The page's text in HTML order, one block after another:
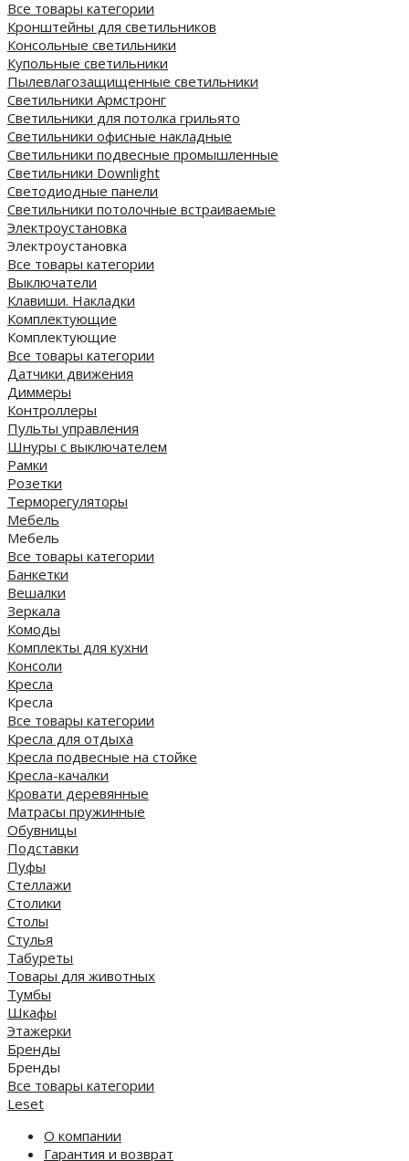
Все товары категории
Кронштейны для светильников
Консольные светильники
Купольные светильники
Пылевлагозащищенные светильники
Светильники Армстронг
Светильники для потолка грильято
Светильники офисные накладные
Светильники подвесные промышленные
Светильники Downlight
Светодиодные панели
Cветильники потолочные встраиваемые
Электроустановка
Электроустановка
Все товары категории
Выключатели
Клавиши. Накладки
Комплектующие
Комплектующие
Все товары категории
Датчики движения
Диммеры
Контроллеры
Пульты управления
Шнуры с выключателем
Рамки
Розетки
Терморегуляторы
Мебель
Мебель
Все товары категории
Банкетки
Вешалки
Зеркала
Комоды
Комплекты для кухни
Консоли
Кресла
Кресла
Все товары категории
Кресла для отдыха
Кресла подвесные на стойке
Кресла-качалки
Кровати деревянные
Матрасы пружинные
Обувницы
Подставки
Пуфы
Стеллажи
Столики
Столы
Стулья
Табуреты
Товары для животных
Тумбы
Шкафы
Этажерки
Бренды
Бренды
Все товары категории
Leset
О компании
Гарантия и возврат